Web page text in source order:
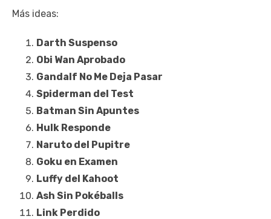
Más ideas:
Darth Suspenso
Obi Wan Aprobado
Gandalf No Me Deja Pasar
Spiderman del Test
Batman Sin Apuntes
Hulk Responde
Naruto del Pupitre
Goku en Examen
Luffy del Kahoot
Ash Sin Pokéballs
Link Perdido